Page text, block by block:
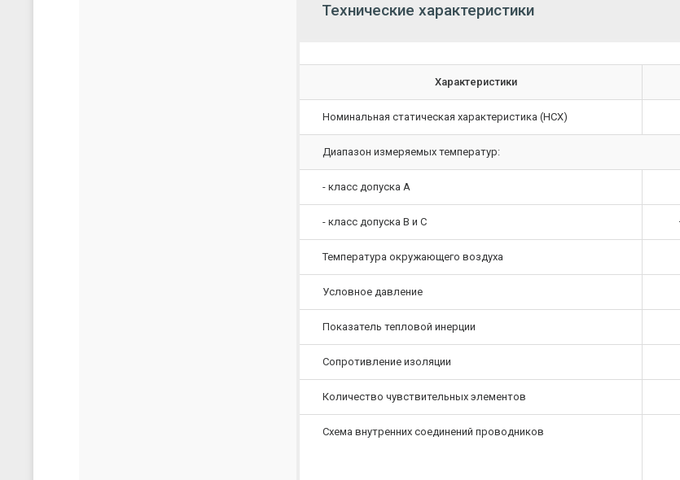
Технические характеристики
Характеристики
Номинальная статическая характеристика (НСХ)
Диапазон измеряемых температур:
- класс допуска А
- класс допуска В и С
Температура окружающего воздуха
Условное давление
Показатель тепловой инерции
Сопротивление изоляции
Количество чувствительных элементов
Схема внутренних соединений проводников